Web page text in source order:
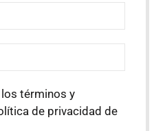
términos y
de privacidad de